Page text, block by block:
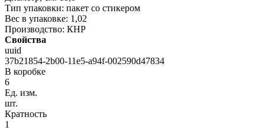
Тип упаковки: пакет со стикером
Вес в упаковке: 1,02
Производство: КНР
Свойства
uuid
37b21854-2b00-11e5-a94f-002590d47834
В коробке
6
Ед. изм.
шт.
Кратность
1